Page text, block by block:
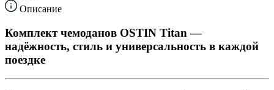
Описание
Комплект чемоданов OSTIN Titan —
надёжность, стиль и универсальность в каждой
поездке